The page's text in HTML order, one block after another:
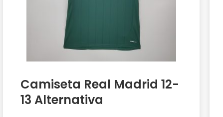
Camiseta Real Madrid 12-
13 Alternativa